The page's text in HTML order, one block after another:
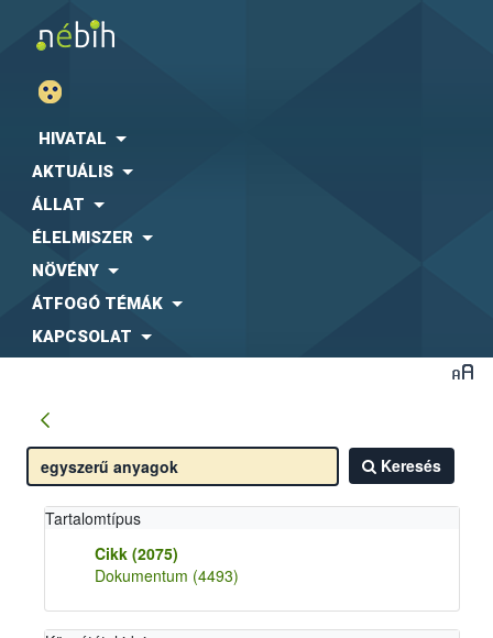
HIVATAL
AKTUÁLIS
ÁLLAT
ÉLELMISZER
NÖVÉNY
ÁTFOGÓ TÉMÁK
KAPCSOLAT
Keresés
Tartalomtípus
Cikk (2075)
Dokumentum (4493)